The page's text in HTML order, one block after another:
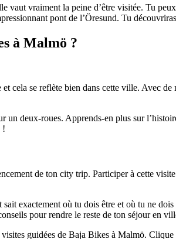
vaut vraiment la peine d’être visitée. Tu
pont de l’Öresund. Tu
à Malmö ?
cela se reflète bien dans cette ville. Avec
un deux-roues. Apprends-en plus sur
!
de ton city trip. Participer à cette
exactement où tu dois être et où tu ne
pour rendre le reste de ton séjour en
visites guidées de Baja Bikes à Malmö.